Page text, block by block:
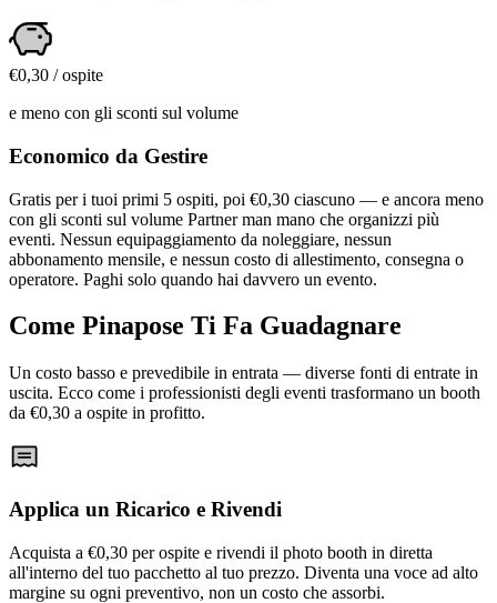
€0,30 / ospite
e meno con gli sconti sul volume
Economico da Gestire
Gratis per i tuoi primi 5 ospiti, poi €0,30 ciascuno — e ancora meno
con gli sconti sul volume Partner man mano che organizzi più
eventi. Nessun equipaggiamento da noleggiare, nessun
abbonamento mensile, e nessun costo di allestimento, consegna o
operatore. Paghi solo quando hai davvero un evento.
Come Pinapose Ti Fa Guadagnare
Un costo basso e prevedibile in entrata — diverse fonti di entrate in
uscita. Ecco come i professionisti degli eventi trasformano un booth
da €0,30 a ospite in profitto.
Applica un Ricarico e Rivendi
Acquista a €0,30 per ospite e rivendi il photo booth in diretta
all'interno del tuo pacchetto al tuo prezzo. Diventa una voce ad alto
margine su ogni preventivo, non un costo che assorbi.